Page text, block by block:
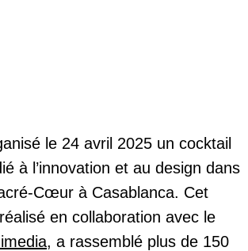
le 24 avril 2025 un cocktail
à l’innovation et au design dans
Cœur à Casablanca. Cet
en collaboration avec le
, a rassemblé plus de 150